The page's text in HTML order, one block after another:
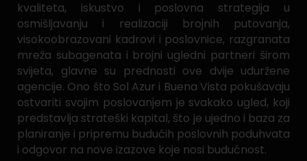
kvaliteta, iskustvo i poslovna strategija u
osmišljavanju i realizaciji brojnih putovanja,
visokoobrazovani kadrovi i poslovnice, razgranata
mreža subagenata i brojni ugledni partneri širom
svijeta, glavne su prednosti ove dvije uduržene
agencije. Ono što Sol Azur i Buena Vista pokušavaju
ostvariti svojim poslovanjem je svakako ugled, koji
predstavlja strateški kapital, što je ujedno i baza za
planiranje i pripremu budućih poslovnih poduhvata
i odgovor na nove izazove koje nosi budućnost.